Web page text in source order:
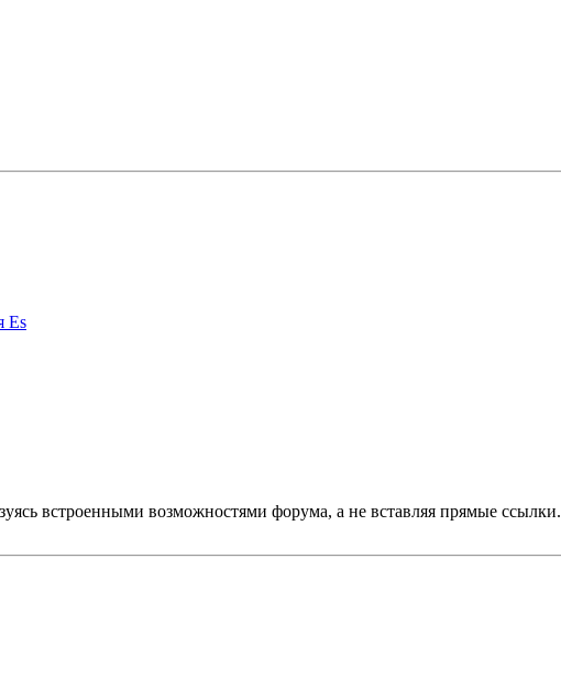
Es
встроенными возможностями форума, а не вставляя прямые ссылки.